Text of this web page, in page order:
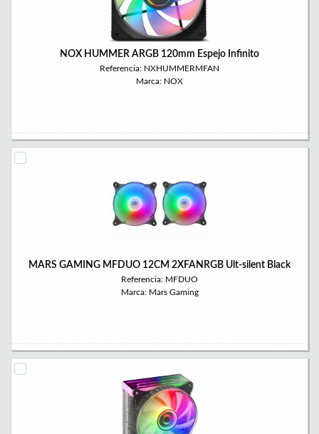
NOX HUMMER ARGB 120mm Espejo Infinito
Referencia: NXHUMMERMFAN
Marca: NOX
MARS GAMING MFDUO 12CM 2XFANRGB Ult-silent Black
Referencia: MFDUO
Marca: Mars Gaming